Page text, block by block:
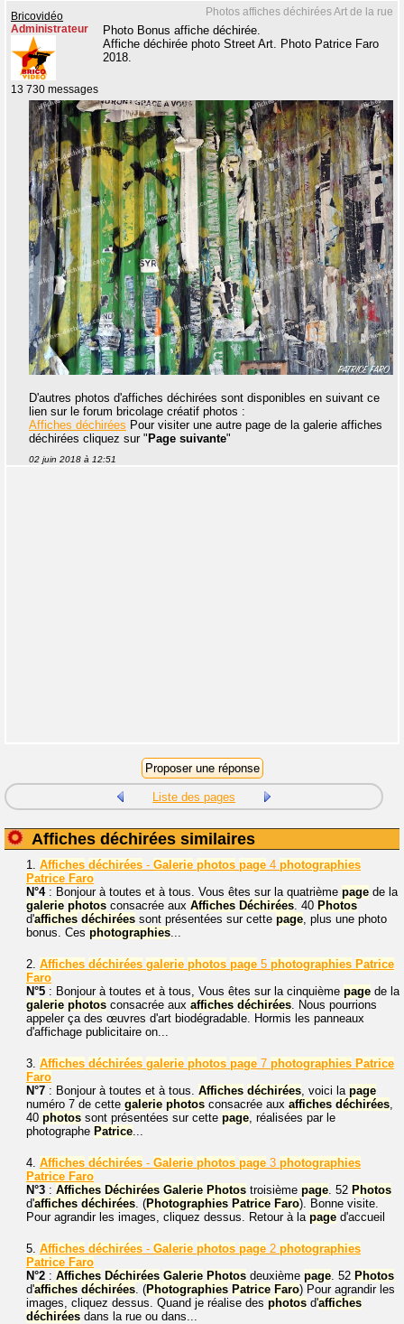
Photos affiches déchirées Art de la rue
Bricovidéo
Administrateur
13 730 messages
Photo Bonus affiche déchirée.
Affiche déchirée photo Street Art. Photo Patrice Faro
2018.
D'autres photos d'affiches déchirées sont disponibles en suivant ce
lien sur le forum bricolage créatif photos :
Affiches déchirées Pour visiter une autre page de la galerie affiches
déchirées cliquez sur "Page suivante"
02 juin 2018 à 12:51
Liste des pages
Affiches déchirées similaires
1. Affiches déchirées - Galerie photos page 4 photographies
Patrice Faro
N°4: Bonjour à toutes et à tous. Vous êtes sur la quatrième page de la
galerie photos consacrée aux Affiches Déchirées . 40 Photos
d'affiches déchirées sont présentées sur cette page , plus une photo
bonus. Ces photographies
2. Affiches déchirées galerie photos page 5 photographies Patrice
Faro
N°5 : Bonjour à toutes et à tous, Vous êtes sur la cinquième page de la
galerie photos consacrée aux affiches déchirées . Nous pourrions
appeler ça des œuvres d'art biodégradable. Hormis les panneaux
d'affichage publicitaire on...
3. Affiches déchirées galerie photos page 7 photographies Patrice
Faro
N°7 : Bonjour à toutes et à tous. Affiches déchirées , voici la page
numéro 7 de cette galerie photos consacrée aux affiches déchirées
40 photos sont présentées sur cette page , réalisées par le
photographe Patrice
4. Affiches déchirées - Galerie photos page 3 photographies
Patrice Faro
N°3 : Affiches Déchirées Galerie Photos troisième page . 52 Photos
d'affiches déchirées . (Photographies Patrice Faro). Bonne visite.
Pour agrandir les images, cliquez dessus. Retour à la page d'accueil
5. Affiches déchirées - Galerie photos page 2 photographies
Patrice Faro
N°2 : Affiches Déchirées Galerie Photos deuxième page . 52 Photos
d'affiches déchirées . (Photographies Patrice Faro) Pour agrandir les
images, cliquez dessus. Quand je réalise des photos d'affiches
déchirées dans la rue ou dans...